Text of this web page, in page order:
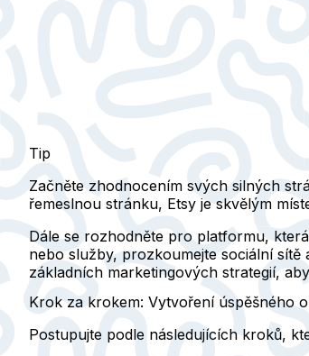
Tip
Začněte zhodnocením svých silných
řemeslnou stránku, Etsy je skvělým
Dále se rozhodněte pro platformu,
nebo služby, prozkoumejte sociální
základních marketingových strategií,
Krok za krokem: Vytvoření úspěšného
Postupujte podle následujících kroků,